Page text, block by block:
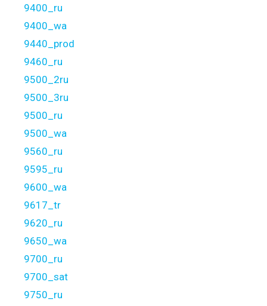
9400_ru
9400_wa
9440_prod
9460_ru
9500_2ru
9500_3ru
9500_ru
9500_wa
9560_ru
9595_ru
9600_wa
9617_tr
9620_ru
9650_wa
9700_ru
9700_sat
9750_ru